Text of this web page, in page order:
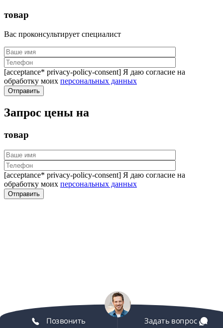
товар
Вас проконсультирует специалист
[acceptance* privacy-policy-consent] Я даю согласие на
обработку моих персональных данных
Запрос цены на
товар
[acceptance* privacy-policy-consent] Я даю согласие на
обработку моих персональных данных
Позвонить Задать вопрос